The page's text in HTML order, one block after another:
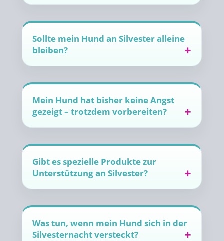
Sollte mein Hund an Silvester alleine
bleiben?
Mein Hund hat bisher keine Angst
gezeigt – trotzdem vorbereiten?
Gibt es spezielle Produkte zur
Unterstützung an Silvester?
Was tun, wenn mein Hund sich in der
Silvesternacht versteckt?